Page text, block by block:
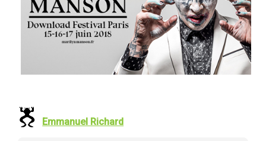
Emmanuel Richard